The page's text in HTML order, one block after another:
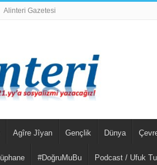
Alinteri Gazetesi
Agîre Jîyan Gençlik Dünya
#DoğruMuBu Podcast / Ufuk